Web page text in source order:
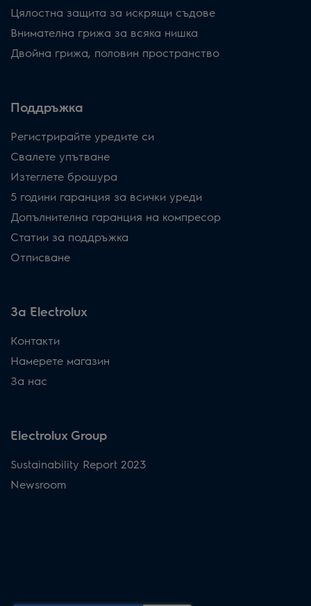
Цялостна защита за искрящи съдове
Внимателна грижа за всяка нишка
Двойна грижа, половин пространство
Поддръжка
Регистрирайте уредите си
Свалете упътване
Изтеглете брошура
5 години гаранция за всички уреди
Допълнителна гаранция на компресор
Статии за поддръжка
Отписване
За Electrolux
Контакти
Намерете магазин
За нас
Electrolux Group
Sustainability Report 2023
Newsroom